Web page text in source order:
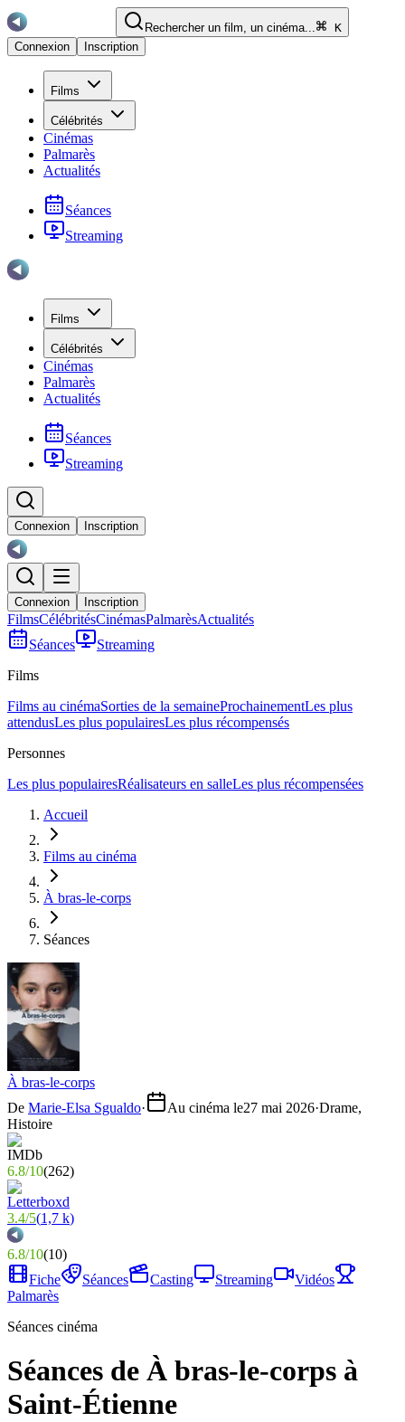
Rechercher un film, un cinéma...
K
Connexion
Inscription
Films
Célébrités
Cinémas
Palmarès
Actualités
Séances
Streaming
Films
Célébrités
Cinémas
Palmarès
Actualités
Séances
Streaming
Connexion Inscription
Connexion Inscription
FilmsCélébritésCinémasPalmarèsActualités
Séances
Streaming
Films
Films au cinémaSorties de la semaineProchainementLes plus
attendusLes plus populairesLes plus récompensés
Personnes
Les plus populairesRéalisateurs en salleLes plus récompensées
Accueil
Films au cinéma
À bras-le-corps
Séances
À bras-le-corps
De Marie-Elsa Sgualdo· Au cinéma le27 mai 2026·Drame,
Histoire
6.8/10(262)
3.4/5(1,7 k)
6.8/10(10)
Fiche
Séances Casting Streaming
Vidéos
Palmarès
Séances cinéma
Séances de À bras-le-corps à
Saint-Étienne